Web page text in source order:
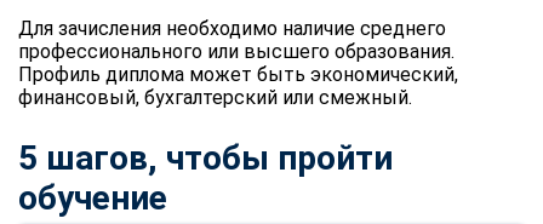
Для зачисления необходимо наличие среднего
профессионального или высшего образования.
Профиль диплома может быть экономический,
финансовый, бухгалтерский или смежный.
5 шагов, чтобы пройти
обучение